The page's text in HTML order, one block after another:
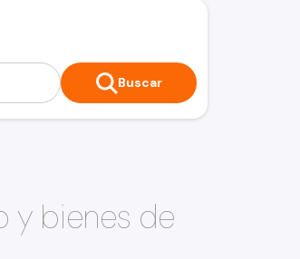
Buscar
y bienes de